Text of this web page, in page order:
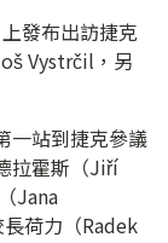
發布出訪捷克
Vystrčil，另
一站到捷克參議
拉霍斯（Jiří
Jana
荷力（Radek